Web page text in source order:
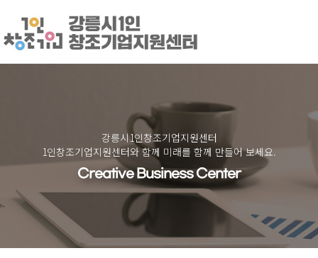
강릉시1인창조기업지원센터
1인창조기업지원센터와 함께 미래를 함께 만들어 보세요.
Creative Business Center